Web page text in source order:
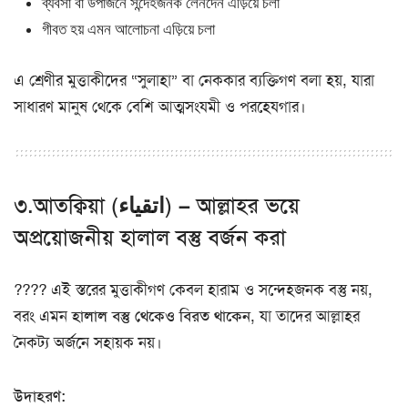
গীবত হয় এমন আলোচনা এড়িয়ে চলা
এ শ্রেণীর মুত্তাকীদের “সুলাহা” বা নেককার ব্যক্তিগণ বলা হয়, যারা
সাধারণ মানুষ থেকে বেশি আত্মসংযমী ও পরহেযগার।
৩.আতক্বিয়া (اتقياء) – আল্লাহর ভয়ে
অপ্রয়োজনীয় হালাল বস্তু বর্জন করা
???? এই স্তরের মুত্তাকীগণ কেবল হারাম ও সন্দেহজনক বস্তু নয়,
বরং এমনহালাল বস্তু থেকেও বিরত থাকেন, যা তাদের আল্লাহর
নৈকট্য অর্জনে সহায়ক নয়।
উদাহরণ: